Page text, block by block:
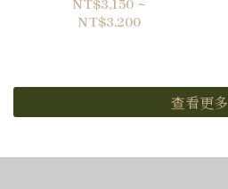
NT$3,200
查看更多